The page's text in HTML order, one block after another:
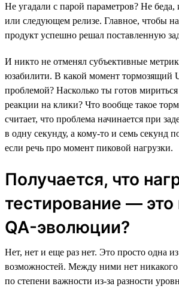
Не угадали с парой параметров? Не беда,
или следующем релизе. Главное, чтобы
продукт успешно решал поставленную
И никто не отменял субъективные
юзабилити. В какой момент тормозящий
проблемой? Насколько ты готов
реакции на клики? Что вообще такое
считает, что проблема начинается при
в одну секунду, а кому-то и семь секунд
если речь про момент пиковой нагрузки.
Получается, что
тестирование —
QA-эволюции?
Нет, нет и еще раз нет. Это просто одна
возможностей. Между ними нет
по степени важности из-за разности